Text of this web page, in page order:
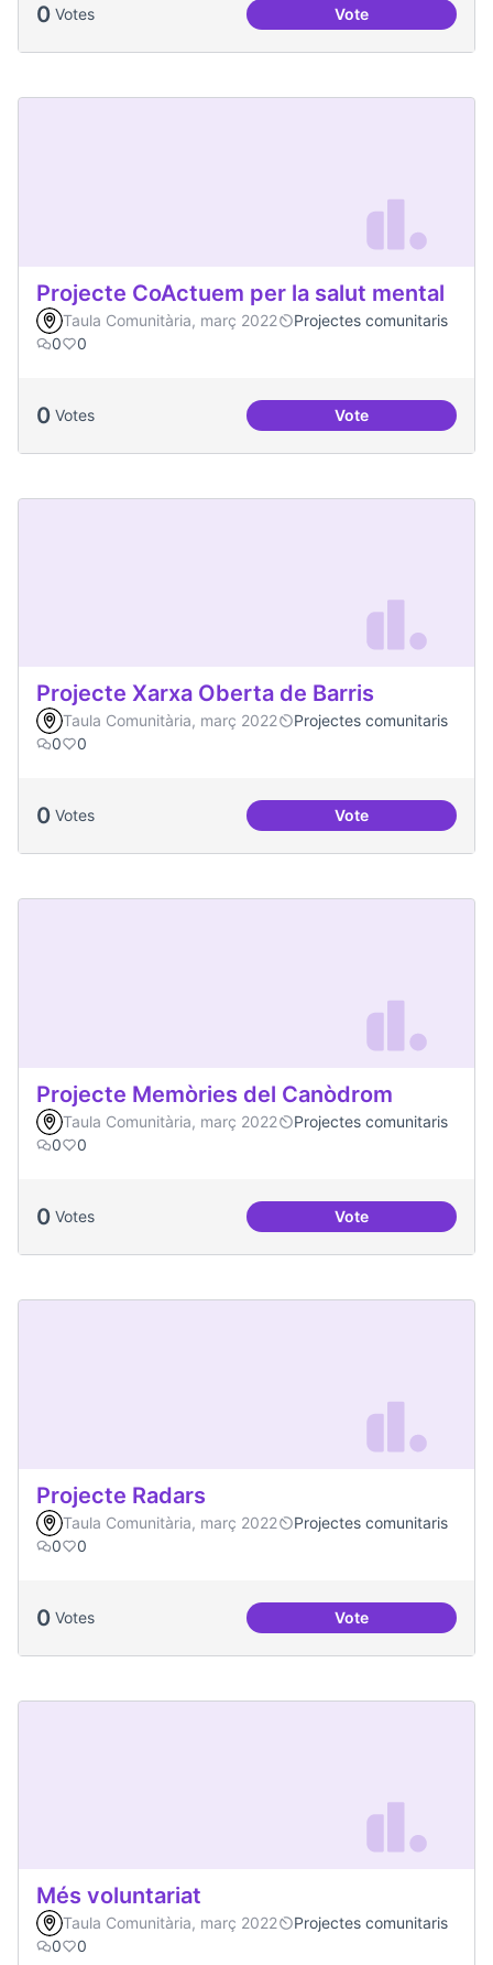
0 Votes VoteTreball en xarxa
Projecte CoActuem per la salut mental
Taula Comunitària, març 2022
Projectes comunitaris
0
0
0 Votes VoteProjecte
Projecte Xarxa Oberta de Barris
Taula Comunitària, març 2022
Projectes comunitaris
0
0
0 Votes VoteProjecte Xarxa
Projecte Memòries del Canòdrom
Taula Comunitària, març 2022
Projectes comunitaris
0
0
0 Votes VoteProjecte
Projecte Radars
Taula Comunitària, març 2022
Projectes comunitaris
0
0
0 Votes VoteProjecte Radars
Més voluntariat
Taula Comunitària, març 2022
Projectes comunitaris
0
0